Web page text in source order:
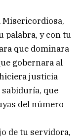
Misericordiosa,
palabra, y con tu
que dominara
gobernara al
justicia
que
del número
de tu servidora,